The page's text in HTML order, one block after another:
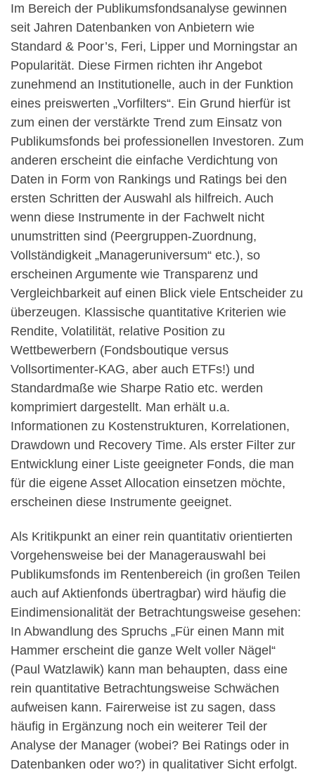
Im Bereich der Publikumsfondsanalyse gewinnen
seit Jahren Datenbanken von Anbietern wie
Standard & Poor’s, Feri, Lipper und Morningstar an
Popularität. Diese Firmen richten ihr Angebot
zunehmend an Institutionelle, auch in der Funktion
eines preiswerten „Vorfilters“. Ein Grund hierfür ist
zum einen der verstärkte Trend zum Einsatz von
Publikumsfonds bei professionellen Investoren. Zum
anderen erscheint die einfache Verdichtung von
Daten in Form von Rankings und Ratings bei den
ersten Schritten der Auswahl als hilfreich. Auch
wenn diese Instrumente in der Fachwelt nicht
unumstritten sind (Peergruppen-Zuordnung,
Vollständigkeit „Manageruniversum“ etc.), so
erscheinen Argumente wie Transparenz und
Vergleichbarkeit auf einen Blick viele Entscheider zu
überzeugen. Klassische quantitative Kriterien wie
Rendite, Volatilität, relative Position zu
Wettbewerbern (Fondsboutique versus
Vollsortimenter-KAG, aber auch ETFs!) und
Standardmaße wie Sharpe Ratio etc. werden
komprimiert dargestellt. Man erhält u.a.
Informationen zu Kostenstrukturen, Korrelationen,
Drawdown und Recovery Time. Als erster Filter zur
Entwicklung einer Liste geeigneter Fonds, die man
für die eigene Asset Allocation einsetzen möchte,
erscheinen diese Instrumente geeignet.
Als Kritikpunkt an einer rein quantitativ orientierten
Vorgehensweise bei der Managerauswahl bei
Publikumsfonds im Rentenbereich (in großen Teilen
auch auf Aktienfonds übertragbar) wird häufig die
Eindimensionalität der Betrachtungsweise gesehen:
In Abwandlung des Spruchs „Für einen Mann mit
Hammer erscheint die ganze Welt voller Nägel“
(Paul Watzlawik) kann man behaupten, dass eine
rein quantitative Betrachtungsweise Schwächen
aufweisen kann. Fairerweise ist zu sagen, dass
häufig in Ergänzung noch ein weiterer Teil der
Analyse der Manager (wobei? Bei Ratings oder in
Datenbanken oder wo?) in qualitativer Sicht erfolgt.